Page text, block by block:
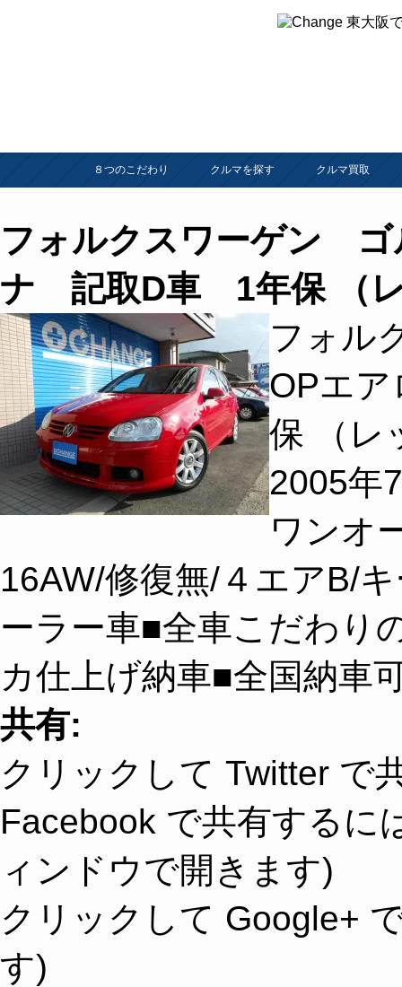
８つのこだわり クルマを探す クルマ買取
フォルクスワーゲン
ナ 記取D車 1年保 （
フォ
OPエ
保 （レ
2005年
ワンオ
16AW/修復無/４エアB/
ーラー車■全車こだわり
カ仕上げ納車■全国納車
共有:
クリックして Twitter で
Facebook で共有するに
ィンドウで開きます)
クリックして Google+
す)